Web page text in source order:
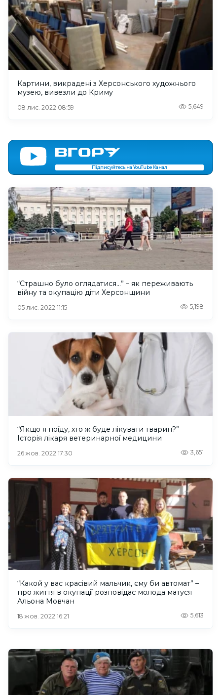
Картини, викрадені з Херсонського художнього
музею, вивезли до Криму
08 лис. 2022 08:59 5,649
Підписуйтесь на YouTube Канал
“Страшно було оглядатися…” – як переживають
війну та окупацію діти Херсонщини
05 лис. 2022 11:15 5,198
“Якщо я поїду, хто ж буде лікувати тварин?”
Історія лікаря ветеринарної медицини
26 жов. 2022 17:30 3,651
“Какой у вас красівий мальчик, єму би автомат” –
про життя в окупації розповідає молода матуся
Альона Мовчан
18 жов. 2022 16:21 5,613